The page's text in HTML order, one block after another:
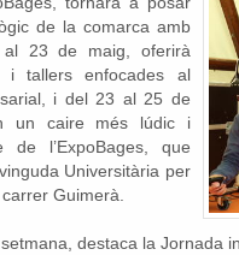
de la comarca amb
23 de maig, oferirà
i tallers enfocades al
i del 23 al 25 de
un caire més lúdic i
l’ExpoBages, que
Universitària per
Guimerà.
destaca la Jornada